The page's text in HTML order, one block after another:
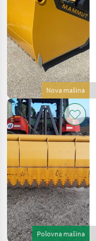
Nova mašina
Polovna mašina